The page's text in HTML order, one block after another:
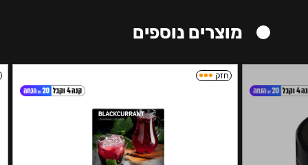
מוצרים נוספים
חזק